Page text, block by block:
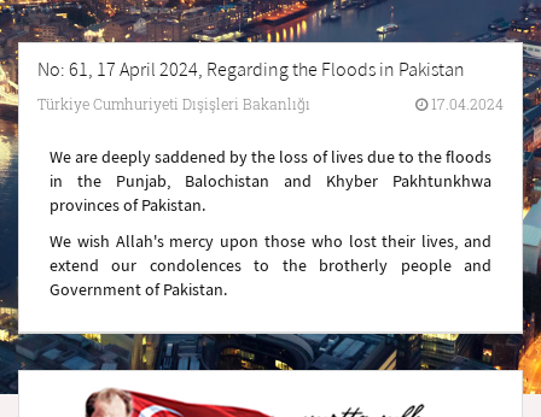
No: 61, 17 April 2024, Regarding the Floods in Pakistan
Türkiye Cumhuriyeti Dışişleri Bakanlığı 17.04.2024
We are deeply saddened by the loss of lives due to the floods
in the Punjab, Balochistan and Khyber Pakhtunkhwa
provinces of Pakistan.
We wish Allah's mercy upon those who lost their lives, and
extend our condolences to the brotherly people and
Government of Pakistan.